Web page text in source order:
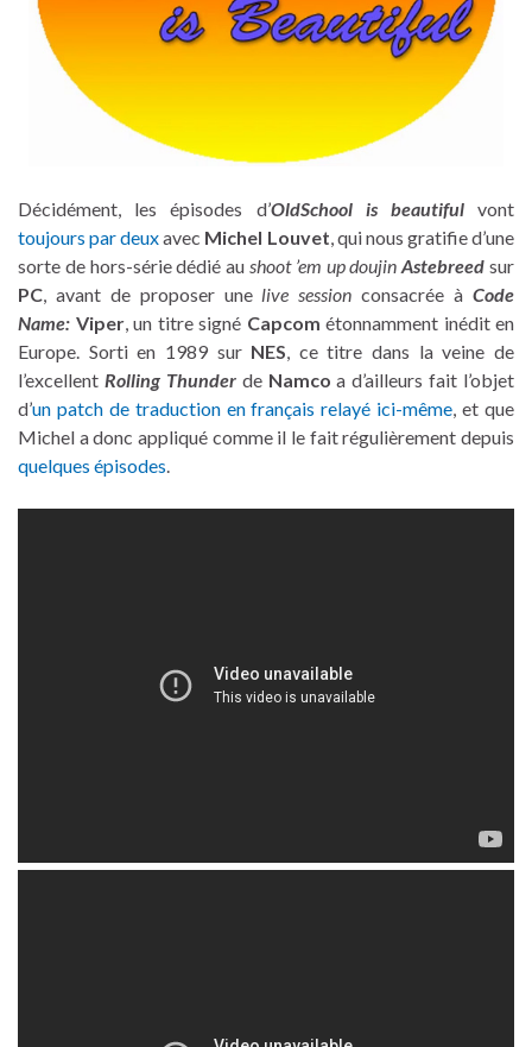
Décidément, les épisodes d’OldSchool is beautifulvont
toujours par deuxavec Michel Louvet, qui nous gratifie d’une
sorte de hors-série dédié au shoot ’em up doujin Astebreed sur
PC, avant de proposer une live session consacrée àCode
Name: Viper, un titre signé Capcom étonnamment inédit en
Europe. Sorti en 1989 sur NES, ce titre dans la veine de
l’excellent Rolling Thunderde Namco a d’ailleurs fait l’objet
d’un patch de traduction en français relayé ici-même, et que
Michel a donc appliqué comme il le fait régulièrement depuis
quelques épisodes.